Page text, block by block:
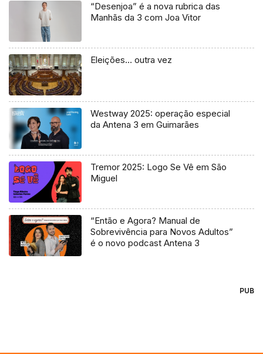
“Desenjoa” é a nova rubrica das
Manhãs da 3 com Joa Vitor
Eleições… outra vez
Westway 2025: operação especial
da Antena 3 em Guimarães
Tremor 2025: Logo Se Vê em São
Miguel
“Então e Agora? Manual de
Sobrevivência para Novos Adultos”
é o novo podcast Antena 3
PUB